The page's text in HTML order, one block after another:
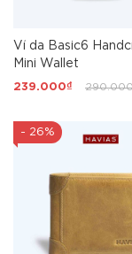
Ví da Basic6
Mini Wallet
239.000₫
- 26%